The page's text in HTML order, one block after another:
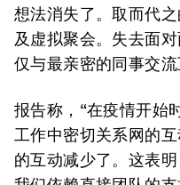
想法消失了。取而代
及虚拟聚会。失去面
仅与最亲密的同事交流
报告称，“在疫情开始
工作中密切关系网的
的互动减少了。这表